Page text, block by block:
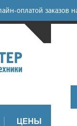
оплатой заказов
ЦЕНЫ